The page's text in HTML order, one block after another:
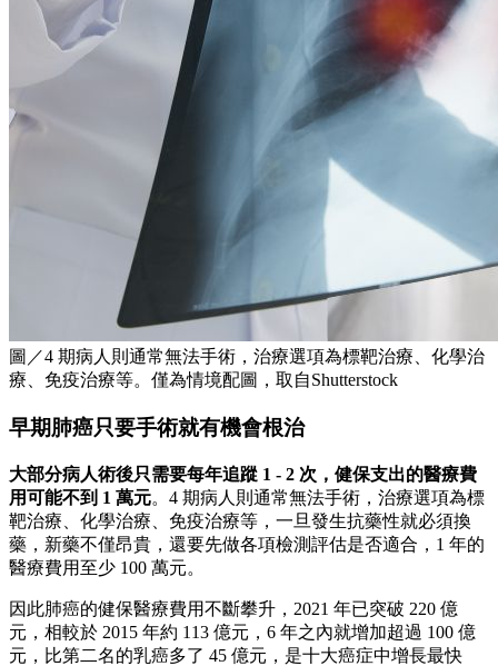
圖／4 期病人則通常無法手術，治療選項為標靶治療、化學治
療、免疫治療等。僅為情境配圖，取自Shutterstock
早期肺癌只要手術就有機會根治
大部分病人術後只需要每年追蹤 1 - 2 次，健保支出的醫療費
用可能不到 1 萬元。4 期病人則通常無法手術，治療選項為標
靶治療、化學治療、免疫治療等，一旦發生抗藥性就必須換
藥，新藥不僅昂貴，還要先做各項檢測評估是否適合，1 年的
醫療費用至少 100 萬元。
因此肺癌的健保醫療費用不斷攀升，2021 年已突破 220 億
元，相較於 2015 年約 113 億元，6 年之內就增加超過 100 億
元，比第二名的乳癌多了 45 億元，是十大癌症中增長最快